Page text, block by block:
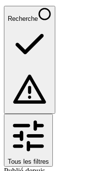
Recherche
Tous les filtres